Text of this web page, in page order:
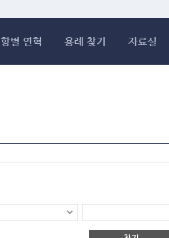
항별 연혁 용례 찾기 자료실